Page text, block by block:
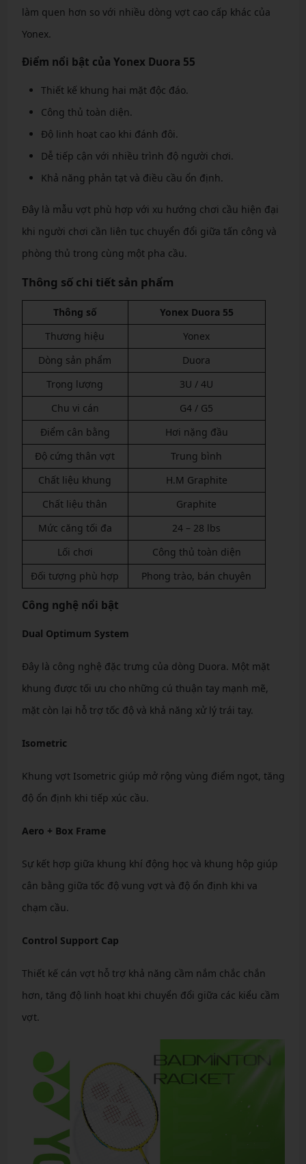
làm quen hơn so với nhiều dòng vợt cao cấp khác của
Yonex.
Điểm nổi bật của Yonex Duora 55
Thiết kế khung hai mặt độc đáo.
Công thủ toàn diện.
Độ linh hoạt cao khi đánh đôi.
Dễ tiếp cận với nhiều trình độ người chơi.
Khả năng phản tạt và điều cầu ổn định.
Đây là mẫu vợt phù hợp với xu hướng chơi cầu hiện đại
khi người chơi cần liên tục chuyển đổi giữa tấn công và
phòng thủ trong cùng một pha cầu.
Thông số chi tiết sản phẩm
Thông số
Yonex Duora 55
Thương hiệu
Yonex
Dòng sản phẩm
Duora
Trọng lượng
3U / 4U
Chu vi cán
G4 / G5
Điểm cân bằng
Hơi nặng đầu
Độ cứng thân vợt
Trung bình
Chất liệu khung
H.M Graphite
Chất liệu thân
Graphite
Mức căng tối đa
24 – 28 lbs
Lối chơi
Công thủ toàn diện
Đối tượng phù hợp
Phong trào, bán chuyên
Công nghệ nổi bật
Dual Optimum System
Đây là công nghệ đặc trưng của dòng Duora. Một mặt
khung được tối ưu cho những cú thuận tay mạnh mẽ,
mặt còn lại hỗ trợ tốc độ và khả năng xử lý trái tay.
Isometric
Khung vợt Isometric giúp mở rộng vùng điểm ngọt, tăng
độ ổn định khi tiếp xúc cầu.
Aero + Box Frame
Sự kết hợp giữa khung khí động học và khung hộp giúp
cân bằng giữa tốc độ vung vợt và độ ổn định khi va
chạm cầu.
Control Support Cap
Thiết kế cán vợt hỗ trợ khả năng cầm nắm chắc chắn
hơn, tăng độ linh hoạt khi chuyển đổi giữa các kiểu cầm
vợt.